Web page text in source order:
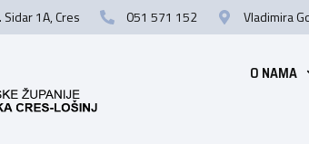
Sidar 1A, Cres 051 571 152 Vladimira
O NAMA